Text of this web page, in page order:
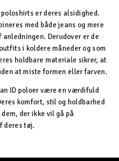
er deres alsidighed.
med både jeans og mere
Derudover er de
i koldere måneder og som
holdbare materiale sikrer, at
at miste formen eller farven.
ID poloer være en værdifuld
komfort, stil og holdbarhed
der ikke vil gå på
deres tøj.